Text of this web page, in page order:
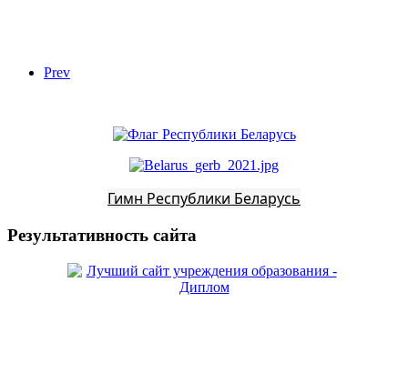
Prev
Гимн Республики Беларусь
Результативность сайта